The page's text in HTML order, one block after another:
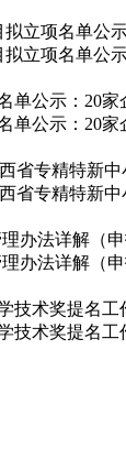
立项名单公
立项名单公
单公示：20
单公示：20
省专精特新
省专精特新
办法详解（
办法详解（
技术奖提名
技术奖提名